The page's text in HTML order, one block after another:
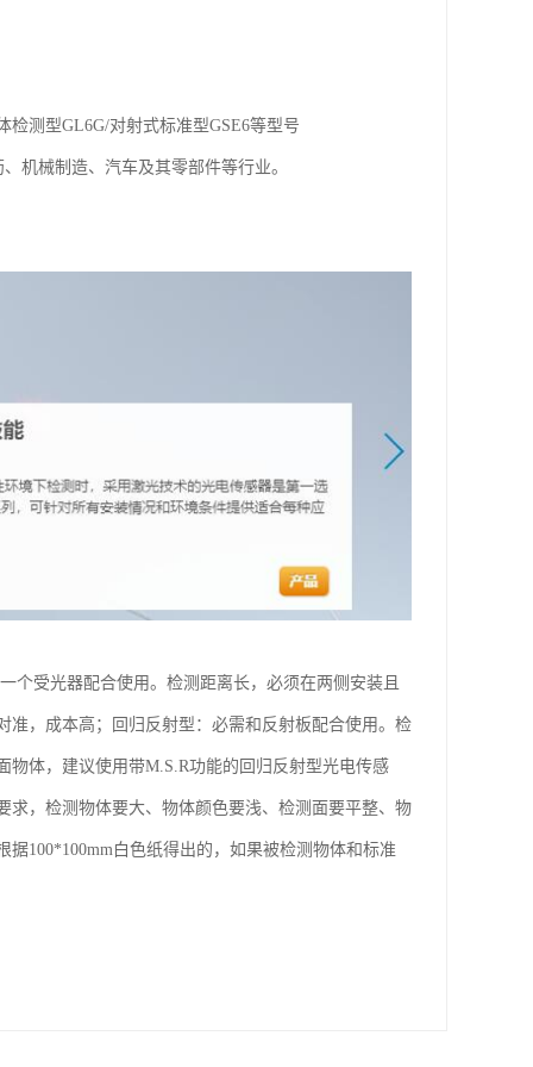
测型GL6G/对射式标准型GSE6等型号
机械制造、汽车及其零部件等行业。
个受光器配合使用。检测距离长，必须在两侧安装且
，成本高；回归反射型：必需和反射板配合使用。检
体，建议使用带M.S.R功能的回归反射型光电传感
，检测物体要大、物体颜色要浅、检测面要平整、物
100*100mm白色纸得出的，如果被检测物体和标准